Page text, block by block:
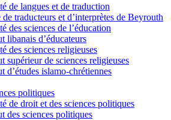
de langues et de traduction
de traducteurs et d’interprètes de Beyrouth
des sciences de l’éducation
libanais d’éducateurs
des sciences religieuses
supérieur de sciences religieuses
d’études islamo-chrétiennes
politiques
de droit et des sciences politiques
des sciences politiques